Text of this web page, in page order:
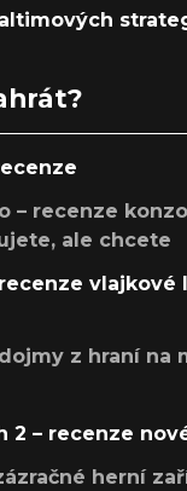
– recenze
ale chcete
vlajkové
z hraní na
2 – recenze
herní